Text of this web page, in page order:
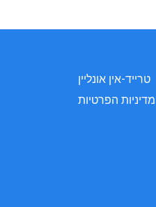
טרייד-אין אונליין
מדיניות הפרטיות